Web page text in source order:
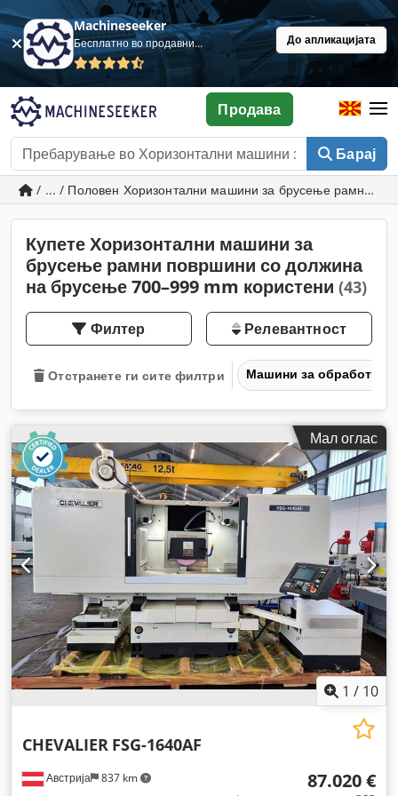
Machineseeker
Бесплатно во продавница До апликацијата
Барај
Продава
/ ... / Половен Хоризонтални машини за брусење рамни
Купете Хоризонтални машини за
брусење рамни површини со должина
на брусење 700–999 mm користени (43)
Филтер Релевантност
Отстранете ги сите филтри Машини за обработка
Мал оглас
1 / 10
Австрија 837 km
CHEVALIER FSG-1640AF
87.020 €